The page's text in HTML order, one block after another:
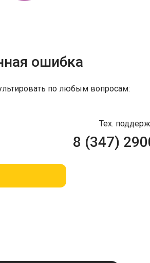
ошибка
по любым вопросам:
Тех.
8 (347)